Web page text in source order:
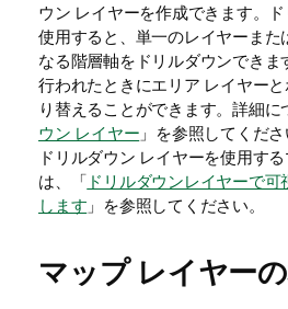
ウン レイヤーを作成できます。
使用すると、単一のレイヤーまた
なる階層軸をドリルダウンでき
行われたときにエリア レイヤー
り替えることができます。詳細に
ウン レイヤー 」を参照してくだ
ドリルダウン レイヤーを使用す
は、「 ドリルダウンレイヤーで
します 」を参照してください。
マップ レイヤー